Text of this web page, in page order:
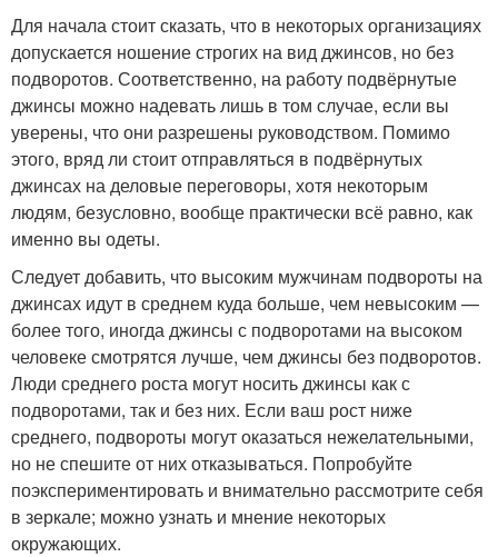
Для начала стоит сказать, что в некоторых организациях
допускается ношение строгих на вид джинсов, но без
подворотов. Соответственно, на работу подвёрнутые
джинсы можно надевать лишь в том случае, если вы
уверены, что они разрешены руководством. Помимо
этого, вряд ли стоит отправляться в подвёрнутых
джинсах на деловые переговоры, хотя некоторым
людям, безусловно, вообще практически всё равно, как
именно вы одеты.
Следует добавить, что высоким мужчинам подвороты на
джинсах идут в среднем куда больше, чем невысоким —
более того, иногда джинсы с подворотами на высоком
человеке смотрятся лучше, чем джинсы без подворотов.
Люди среднего роста могут носить джинсы как с
подворотами, так и без них. Если ваш рост ниже
среднего, подвороты могут оказаться нежелательными,
но не спешите от них отказываться. Попробуйте
поэкспериментировать и внимательно рассмотрите себя
в зеркале; можно узнать и мнение некоторых
окружающих.